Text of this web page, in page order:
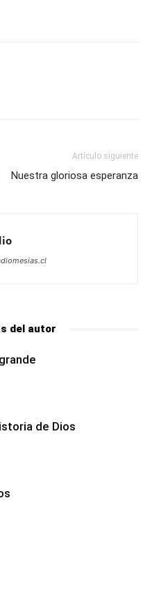
Artículo siguiente
Nuestra gloriosa esperanza
del autor
de Dios